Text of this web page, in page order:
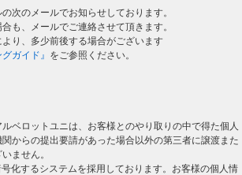
次のメールでお知らせしております。
も、メールでご連絡させて頂きます。
り、多少前後する場合がございます
ガイド』 をご参照ください。
ベロットユニは、お客様とのやり取りの中で得た個人
からの提出要請があった場合以外の第三者に譲渡また
ません。
化するシステムを採用しております。お客様の個人情